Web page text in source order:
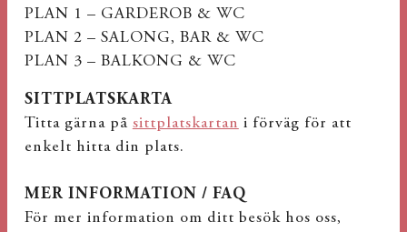
PLAN 1 – GARDEROB & WC
PLAN 2 – SALONG, BAR & WC
PLAN 3 – BALKONG & WC
SITTPLATSKARTA
Titta gärna på sittplatskartan i förväg för att
enkelt hitta din plats.
MER INFORMATION / FAQ
För mer information om ditt besök hos oss,